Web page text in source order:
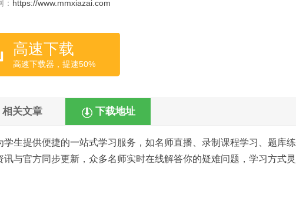
https://www.mmxiazai.com
高速下载
高速下载器，提速50%
相关文章 下载地址
生提供便捷的一站式学习服务，如名师直播、录制课程学习、题库练
与官方同步更新，众多名师实时在线解答你的疑难问题，学习方式灵